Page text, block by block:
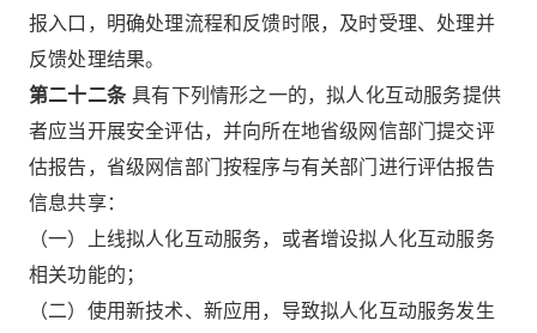
报入口，明确处理流程和反馈时限，及时受理、处理并
反馈处理结果。
第二十二条具有下列情形之一的，拟人化互动服务提供
者应当开展安全评估，并向所在地省级网信部门提交评
估报告，省级网信部门按程序与有关部门进行评估报告
信息共享：
（一）上线拟人化互动服务，或者增设拟人化互动服务
相关功能的；
（二）使用新技术、新应用，导致拟人化互动服务发生